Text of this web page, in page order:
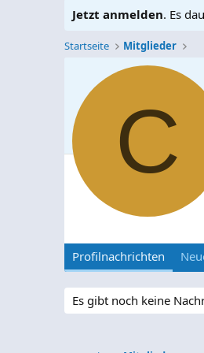
Jetzt anmelden. Es
Startseite Mitglieder
C
Profilnachrichten
Es gibt noch keine